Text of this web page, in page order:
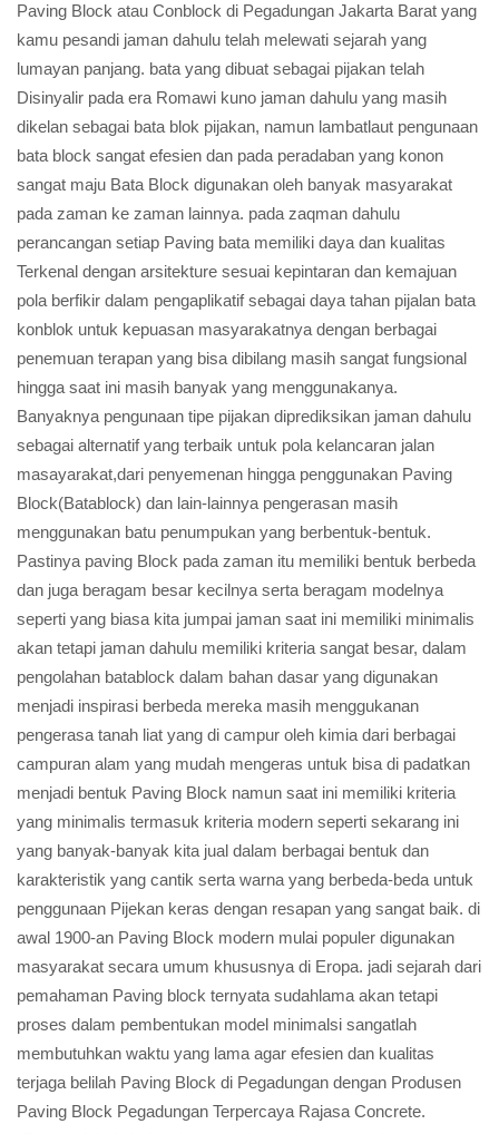
Paving Block atau Conblock di Pegadungan Jakarta Barat yang
kamu pesandi jaman dahulu telah melewati sejarah yang
lumayan panjang. bata yang dibuat sebagai pijakan telah
Disinyalir pada era Romawi kuno jaman dahulu yang masih
dikelan sebagai bata blok pijakan, namun lambatlaut pengunaan
bata block sangat efesien dan pada peradaban yang konon
sangat maju Bata Block digunakan oleh banyak masyarakat
pada zaman ke zaman lainnya. pada zaqman dahulu
perancangan setiap Paving bata memiliki daya dan kualitas
Terkenal dengan arsitekture sesuai kepintaran dan kemajuan
pola berfikir dalam pengaplikatif sebagai daya tahan pijalan bata
konblok untuk kepuasan masyarakatnya dengan berbagai
penemuan terapan yang bisa dibilang masih sangat fungsional
hingga saat ini masih banyak yang menggunakanya.
Banyaknya pengunaan tipe pijakan diprediksikan jaman dahulu
sebagai alternatif yang terbaik untuk pola kelancaran jalan
masayarakat,dari penyemenan hingga penggunakan Paving
Block(Batablock) dan lain-lainnya pengerasan masih
menggunakan batu penumpukan yang berbentuk-bentuk.
Pastinya paving Block pada zaman itu memiliki bentuk berbeda
dan juga beragam besar kecilnya serta beragam modelnya
seperti yang biasa kita jumpai jaman saat ini memiliki minimalis
akan tetapi jaman dahulu memiliki kriteria sangat besar, dalam
pengolahan batablock dalam bahan dasar yang digunakan
menjadi inspirasi berbeda mereka masih menggukanan
pengerasa tanah liat yang di campur oleh kimia dari berbagai
campuran alam yang mudah mengeras untuk bisa di padatkan
menjadi bentuk Paving Block namun saat ini memiliki kriteria
yang minimalis termasuk kriteria modern seperti sekarang ini
yang banyak-banyak kita jual dalam berbagai bentuk dan
karakteristik yang cantik serta warna yang berbeda-beda untuk
penggunaan Pijekan keras dengan resapan yang sangat baik. di
awal 1900-an Paving Block modern mulai populer digunakan
masyarakat secara umum khususnya di Eropa. jadi sejarah dari
pemahaman Paving block ternyata sudahlama akan tetapi
proses dalam pembentukan model minimalsi sangatlah
membutuhkan waktu yang lama agar efesien dan kualitas
terjaga belilah Paving Block di Pegadungan dengan Produsen
Paving Block Pegadungan Terpercaya Rajasa Concrete.